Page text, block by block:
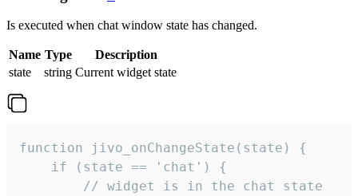
Is executed when chat window state has changed.
Name Type
Description
state
string Current widget state
function jivo_onChangeState(state) {
    if (state == 'chat') {
        // widget is in the chat state